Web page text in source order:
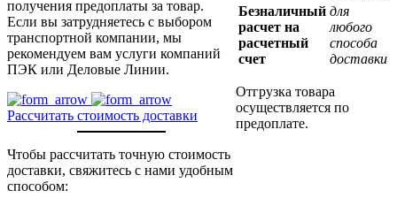
получения предоплаты за товар.
Если вы затрудняетесь с выбором
транспортной компании, мы
рекомендуем вам услуги компаний
ПЭК или Деловые Линии.
Рассчитать стоимость доставки
Чтобы рассчитать точную стоимость
доставки, свяжитесь с нами удобным
способом:
Безналичный
расчет на
расчетный
счет
для
любого
способа
доставки
Отгрузка товара
осуществляется по
предоплате.